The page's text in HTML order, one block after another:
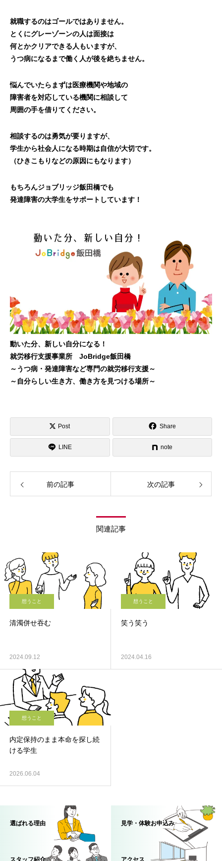
就職するのはゴールではありません。
とくにグレーゾーンの人は面接は
何とかクリアできる人もいますが、
うつ病になるまで働く人が後を絶ちません。
悩んでいたらまずは医療機関や地域の
障害者を対応している機関に相談して
周囲の手を借りてください。
相談するのは勇気が要りますが、
学生から社会人になる時期は自信が大切です。
（ひきこもりなどの原因にもなります）
もちろんジョブリッジ飯田橋でも
発達障害の大学生をサポートしています！
動いた分、新しい自分になる！
就労移行支援事業所 JoBridge飯田橋
～うつ病・発達障害など専門の就労移行支援～
～自分らしい生き方、働き方を見つける場所～
Post Share
LINE note
前の記事 次の記事
関連記事
想うこと
清濁併せ吞む
2024.09.12
想うこと
笑う笑う
2024.04.16
想うこと
内定保持のまま本命を探し続
ける学生
2026.06.04
選ばれる理由 見学・体験お申込み